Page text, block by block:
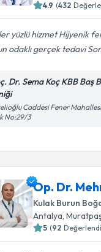
4.9 (432
yüzlü hizmet Hijyenik
odaklı gerçek tedavi
Dr. Sema Koç KBB Baş
Caddesi Fener
No:29/3
Op. Dr.
Kulak Burun
Antalya ,
5 (92